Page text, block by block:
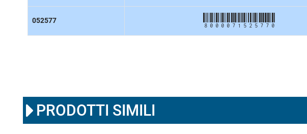
052577 8000071525770
PRODOTTI SIMILI